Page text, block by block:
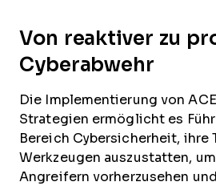
Von reaktiver zu
Cyberabwehr
Die Implementierung von
Strategien ermöglicht es
Bereich Cybersicherheit, ihre
Werkzeugen auszustatten,
Angreifern vorherzusehen